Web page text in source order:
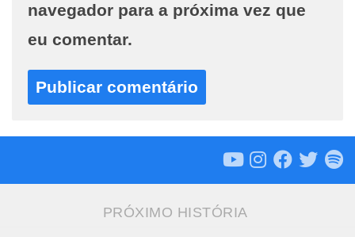
navegador para a próxima vez que
eu comentar.
PRÓXIMO HISTÓRIA